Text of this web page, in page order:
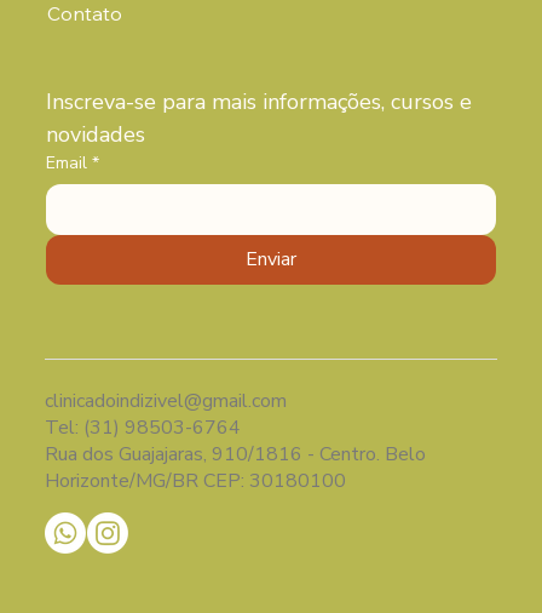
Contato
Inscreva-se para mais informações, cursos e
Email *
Enviar
clinicadoindizivel@gmail.com
Tel: (31) 98503-6764
Rua dos Guajajaras, 910/1816 - Centro. Belo
Horizonte/MG/BR CEP: 30180100